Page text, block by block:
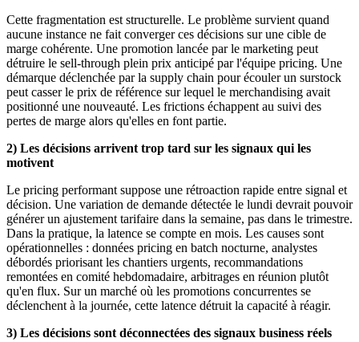
Cette fragmentation est structurelle. Le problème survient quand
aucune instance ne fait converger ces décisions sur une cible de
marge cohérente. Une promotion lancée par le marketing peut
détruire le sell-through plein prix anticipé par l'équipe pricing. Une
démarque déclenchée par la supply chain pour écouler un surstock
peut casser le prix de référence sur lequel le merchandising avait
positionné une nouveauté. Les frictions échappent au suivi des
pertes de marge alors qu'elles en font partie.
2) Les décisions arrivent trop tard sur les signaux qui les
motivent
Le pricing performant suppose une rétroaction rapide entre signal et
décision. Une variation de demande détectée le lundi devrait pouvoir
générer un ajustement tarifaire dans la semaine, pas dans le trimestre.
Dans la pratique, la latence se compte en mois. Les causes sont
opérationnelles : données pricing en batch nocturne, analystes
débordés priorisant les chantiers urgents, recommandations
remontées en comité hebdomadaire, arbitrages en réunion plutôt
qu'en flux. Sur un marché où les promotions concurrentes se
déclenchent à la journée, cette latence détruit la capacité à réagir.
3) Les décisions sont déconnectées des signaux business réels